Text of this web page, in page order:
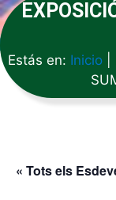
Estás en: Inicio|
« Tots els